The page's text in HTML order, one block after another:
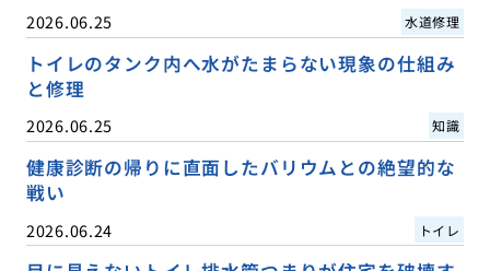
2026.06.25 水道修理
トイレのタンク内へ水がたまらない現象の仕組み
と修理
2026.06.25 知識
健康診断の帰りに直面したバリウムとの絶望的な
戦い
2026.06.24 トイレ